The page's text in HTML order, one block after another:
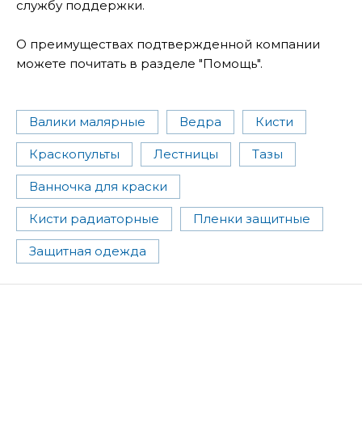
службу поддержки.
О преимуществах подтвержденной компании
можете почитать в разделе "Помощь".
Валики малярные Ведра Кисти
Краскопульты Лестницы Тазы
Ванночка для краски
Кисти радиаторные Пленки защитные
Защитная одежда